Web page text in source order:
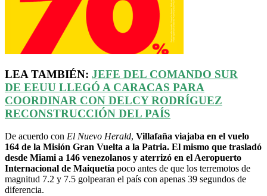
LEA TAMBIÉN: JEFE DEL COMANDO SUR
DE EEUU LLEGÓ A CARACAS PARA
COORDINAR CON DELCY RODRÍGUEZ
RECONSTRUCCIÓN DEL PAÍS
De acuerdo con El Nuevo Herald, Villafaña viajaba en el vuelo
164 de la Misión Gran Vuelta a la Patria. El mismo que trasladó
desde Miami a 146 venezolanos y aterrizó en el Aeropuerto
Internacional de Maiquetía poco antes de que los terremotos de
magnitud 7.2 y 7.5 golpearan el país con apenas 39 segundos de
diferencia.